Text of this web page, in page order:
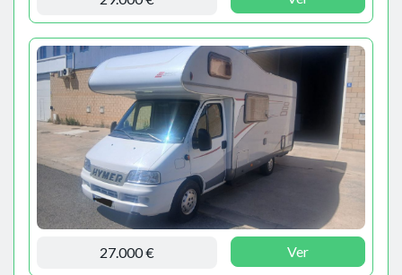
27.000 € Ver